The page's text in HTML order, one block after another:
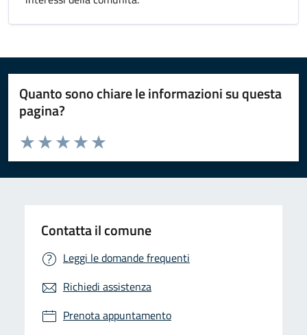
Quanto sono chiare le informazioni su questa
pagina?
Valuta da 1 a 5 stelle la pagina
Valuta 5 stelle su 5
Valuta 4 stelle su 5
Valuta 3 stelle su 5
Valuta 2 stelle su 5
Valuta 1 stelle su 5
Contatta il comune
Leggi le domande frequenti
Richiedi assistenza
Prenota appuntamento